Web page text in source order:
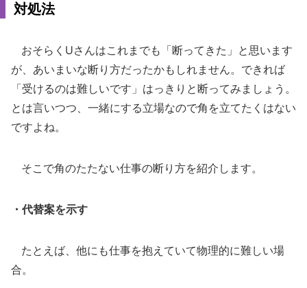
対処法
おそらくUさんはこれまでも「断ってきた」と思います
が、あいまいな断り方だったかもしれません。できれば
「受けるのは難しいです」はっきりと断ってみましょう。
とは言いつつ、一緒にする立場なので角を立てたくはない
ですよね。
そこで角のたたない仕事の断り方を紹介します。
・代替案を示す
たとえば、他にも仕事を抱えていて物理的に難しい場
合。